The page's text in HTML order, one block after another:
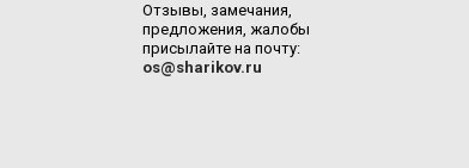
Отзывы, замечания,
предложения, жалобы
присылайте на почту:
os@sharikov.ru